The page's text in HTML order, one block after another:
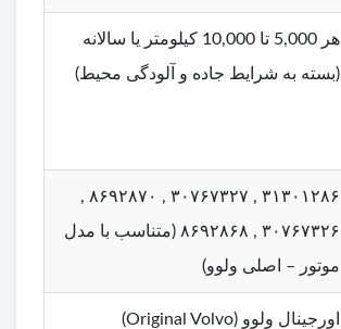
هر 5,000 تا 10,000 کیلومتر یا سالانه
(بسته به شرایط جاده و آلودگی محیط)
۳۱۳۰۱۲۸۶ , ۳۰۷۶۷۳۲۷ , ۸۶۹۲۸۷۰ ,
۳۰۷۶۷۳۲۶ , ۸۶۹۲۸۶۸ (متناسب با مدل
موتور – اصلی ولوو)
اورجینال ولوو (Original Volvo)